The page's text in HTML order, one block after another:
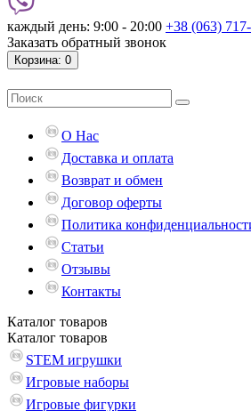
каждый день: 9:00 - 20:00 +38 (063)
Заказать обратный звонок
Корзина: 0
О Нас
Доставка и оплата
Возврат и обмен
Договор оферты
Политика
Статьи
Отзывы
Контакты
Каталог товаров
Каталог товаров
STEM игрушки
Игровые наборы
Игровые фигурки